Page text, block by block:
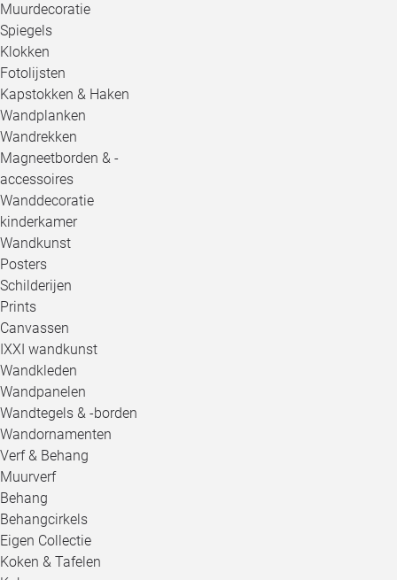
Muurdecoratie
Spiegels
Klokken
Fotolijsten
Kapstokken & Haken
Wandplanken
Wandrekken
Magneetborden & -
accessoires
Wanddecoratie
kinderkamer
Wandkunst
Posters
Schilderijen
Prints
Canvassen
IXXI wandkunst
Wandkleden
Wandpanelen
Wandtegels & -borden
Wandornamenten
Verf & Behang
Muurverf
Behang
Behangcirkels
Eigen Collectie
Koken & Tafelen